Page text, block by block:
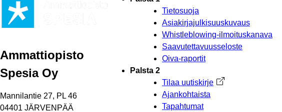
Ammattiopisto
Spesia Oy
Mannilantie 27, PL 46
04401 JÄRVENPÄÄ
Tietosuoja
Asiakirjajulkisuuskuvaus
Whistleblowing-ilmoituskanava
Saavutettavuusseloste
Oiva-raportit
Palsta 2
Tilaa uutiskirje Avautuu uuteen
Ajankohtaista
Tapahtumat